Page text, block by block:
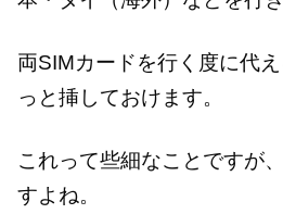
両SIMカードを行く度に代
っと挿しておけます。
これって些細なことですが
すよね。